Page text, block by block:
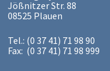
Jößnitzer Str. 88
08525 Plauen
Tel.: (0 37 41) 71 98 90
Fax: (0 37 41) 71 98 999